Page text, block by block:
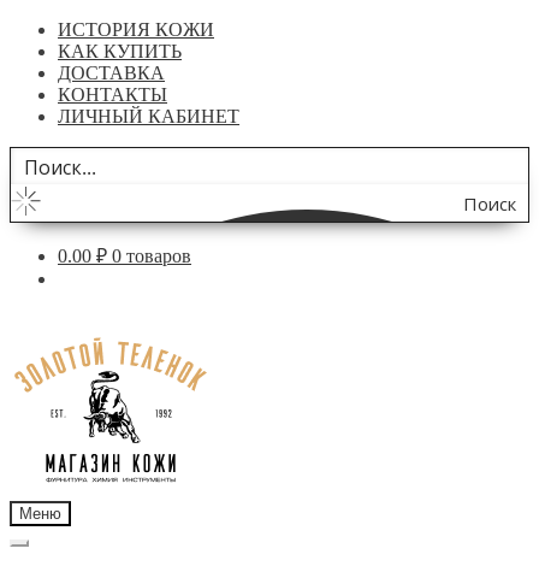
ИСТОРИЯ КОЖИ
КАК КУПИТЬ
ДОСТАВКА
КОНТАКТЫ
ЛИЧНЫЙ КАБИНЕТ
Поиск
по
0.00 ₽ 0 товаров
навигации
содержимому
Меню